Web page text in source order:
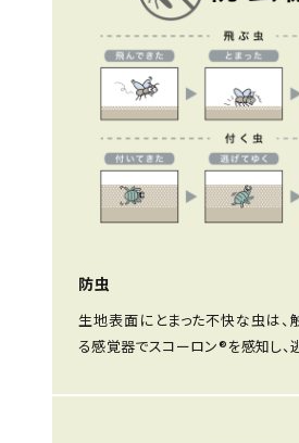
防虫
生地表面にとまった不快な虫は、
る感覚器でスコーロン®を感知し、